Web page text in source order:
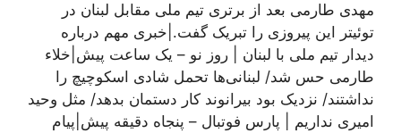
مهدی طارمی بعد از برتری تیم ملی مقابل لبنان در
توئیتر این پیروزی را تبریک گفت.|خبری مهم درباره
دیدار تیم ملی با لبنان | روز نو – يک ساعت پيش|خلاء
طارمی حس شد/ لبنانی‌ها تحمل شادی اسکوچیچ را
نداشتند/ نزدیک بود بیرانوند کار دستمان بدهد/ مثل وحید
امیری نداریم | پارس فوتبال – پنجاه دقيقه پيش|پیام